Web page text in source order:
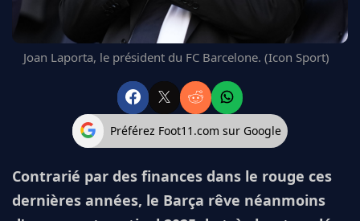
ARSENAL
L'AVIS DE LA RÉDAC'
Joan Laporta, le président du FC Barcelone. (Icon Sport)
Préférez Foot11.com sur Google
Contrarié par des finances dans le rouge ces
dernières années, le Barça rêve néanmoins